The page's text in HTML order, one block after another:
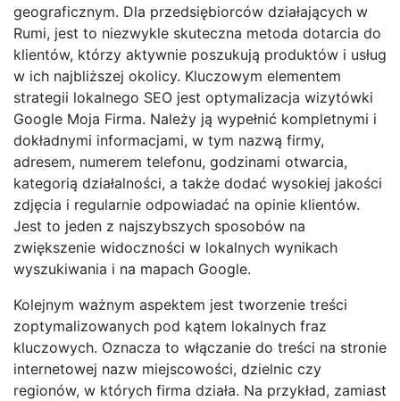
geograficznym. Dla przedsiębiorców działających w
Rumi, jest to niezwykle skuteczna metoda dotarcia do
klientów, którzy aktywnie poszukują produktów i usług
w ich najbliższej okolicy. Kluczowym elementem
strategii lokalnego SEO jest optymalizacja wizytówki
Google Moja Firma. Należy ją wypełnić kompletnymi i
dokładnymi informacjami, w tym nazwą firmy,
adresem, numerem telefonu, godzinami otwarcia,
kategorią działalności, a także dodać wysokiej jakości
zdjęcia i regularnie odpowiadać na opinie klientów.
Jest to jeden z najszybszych sposobów na
zwiększenie widoczności w lokalnych wynikach
wyszukiwania i na mapach Google.
Kolejnym ważnym aspektem jest tworzenie treści
zoptymalizowanych pod kątem lokalnych fraz
kluczowych. Oznacza to włączanie do treści na stronie
internetowej nazw miejscowości, dzielnic czy
regionów, w których firma działa. Na przykład, zamiast